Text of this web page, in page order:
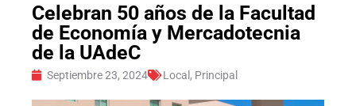
Celebran 50 años de la Facultad
de Economía y Mercadotecnia
de la UAdeC
Septiembre 23, 2024 Local , Principal